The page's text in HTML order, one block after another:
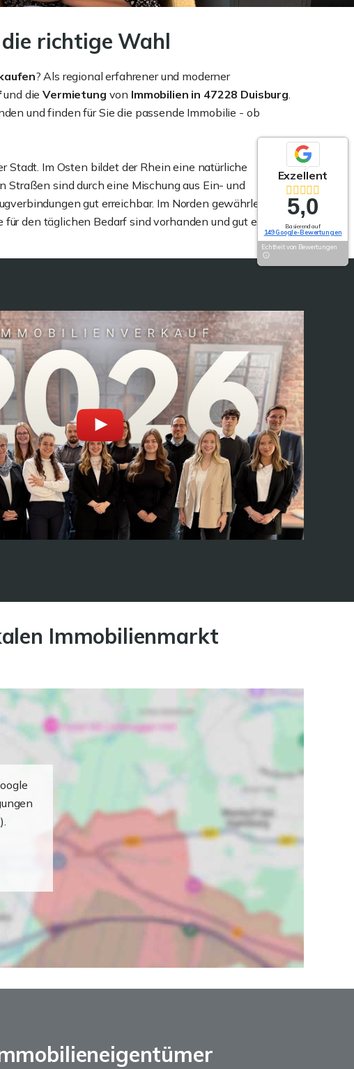
richtige Wahl
? Als regional erfahrener und moderner
und dieVermietung von Immobilien in 47228 Duisburg.
und finden für Sie die passende Immobilie - ob
Im Osten bildet der Rhein eine natürliche
Straßen sind durch eine Mischung aus Ein- und
gut erreichbar. Im Norden gewährleistet die
den täglichen Bedarf sind vorhanden und gut erreichbar.
Immobilienmarkt
).
Exzellent
5,0
Basierend auf
149 Google-Bewertungen
Echtheit von Bewertungen